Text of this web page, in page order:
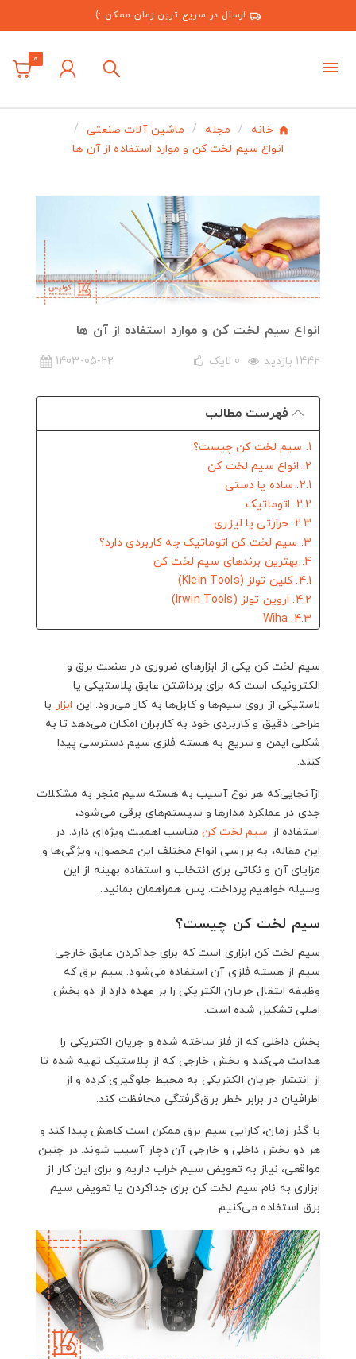
ارسال در سریع ترین زمان ممکن :)
0
خانه مجله
ماشین آلات صنعتی
انواع سیم لخت کن و موارد استفاده از آن ها
انواع سیم لخت کن و موارد استفاده از آن ها
1442 بازدید 0 لایک 1403-05-22
فهرست مطالب
1. سیم لخت کن چیست؟
2. انواع سیم لخت کن
2.1. ساده یا دستی
2.2. اتوماتیک
2.3. حرارتی یا لیزری
3. سیم لخت کن اتوماتیک چه کاربردی دارد؟
4. بهترین برندهای سیم لخت کن
4.1. کلین تولز (Klein Tools)
4.2. اروین تولز (Irwin Tools)
4.3. Wiha
4.6. Ideal Industries
4.7. Gardner Bender
سیم لخت ‌کن یکی از ابزارهای ضروری در صنعت برق و
الکترونیک است که برای برداشتن عایق پلاستیکی یا
لاستیکی از روی سیم‌ها و کابل‌ها به کار می‌رود. این ابزار با
طراحی دقیق و کاربردی خود به کاربران امکان می‌دهد تا به
شکلی ایمن و سریع به هسته فلزی سیم دسترسی پیدا
کنند.
ازآنجایی‌که هر نوع آسیب به هسته سیم منجر به مشکلات
جدی در عملکرد مدارها و سیستم‌های برقی می‌شود،
استفاده از سیم لخت کنمناسب اهمیت ویژه‌ای دارد. در
این مقاله، به بررسی انواع مختلف این محصول، ویژگی‌ها و
مزایای آن و نکاتی برای انتخاب و استفاده بهینه از این
وسیله خواهیم پرداخت. پس همراهمان بمانید.
سیم لخت کن چیست؟
سیم لخت کن ابزاری است که برای جداکردن عایق خارجی
سیم از هسته فلزی آن استفاده می‌شود. سیم برق که
وظیفه انتقال جریان الکتریکی را بر عهده دارد از دو بخش
اصلی تشکیل شده است.
بخش داخلی که از فلز ساخته شده و جریان الکتریکی را
هدایت می‌کند و بخش خارجی که از پلاستیک تهیه شده تا
از انتشار جریان الکتریکی به محیط جلوگیری کرده و از
اطرافیان در برابر خطر برق‌گرفتگی محافظت کند.
با گذر زمان، کارایی سیم برق ممکن است کاهش پیدا کند و
هر دو بخش داخلی و خارجی آن دچار آسیب شوند. در چنین
مواقعی، نیاز به تعویض سیم خراب داریم و برای این کار از
ابزاری به نام سیم لخت کن برای جداکردن یا تعویض سیم
برق استفاده می‌کنیم.